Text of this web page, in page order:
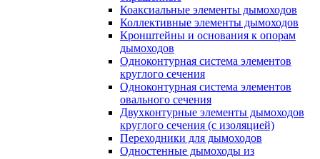
Коаксиальные элементы дымоходов
Коллективные элементы дымоходов
Кронштейны и основания к опорам
дымоходов
Одноконтурная система элементов
круглого сечения
Одноконтурная система элементов
овального сечения
Двухконтурные элементы дымоходов
круглого сечения (с изоляцией)
Переходники для дымоходов
Одностенные дымоходы из